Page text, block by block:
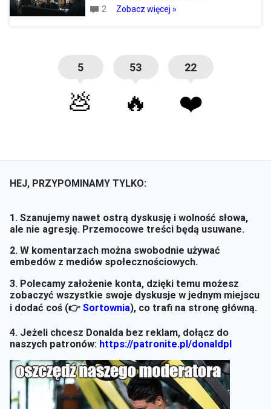
2 Zobacz więcej »
5
💩
53
🔥
22
❤️
HEJ, PRZYPOMINAMY TYLKO:
1. Szanujemy nawet ostrą dyskusję i wolność słowa,
ale nie agresję. Przemocowe treści będą usuwane.
2. W komentarzach można swobodnie używać
embedów z mediów społecznościowych.
3. Polecamy założenie konta, dzięki temu możesz
zobaczyć wszystkie swoje dyskusje w jednym miejscu
i dodać coś (👉 Sortownia), co trafi na stronę główną.
4. Jeżeli chcesz Donalda bez reklam, dołącz do
naszych patronów: https://patronite.pl/donaldpl